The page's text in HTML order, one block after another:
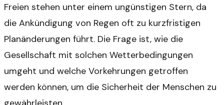
Freien stehen unter einem ungünstigen Stern, da
die Ankündigung von Regen oft zu kurzfristigen
Planänderungen führt. Die Frage ist, wie die
Gesellschaft mit solchen Wetterbedingungen
umgeht und welche Vorkehrungen getroffen
werden können, um die Sicherheit der Menschen zu